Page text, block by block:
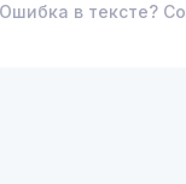
Ошибка в тексте?